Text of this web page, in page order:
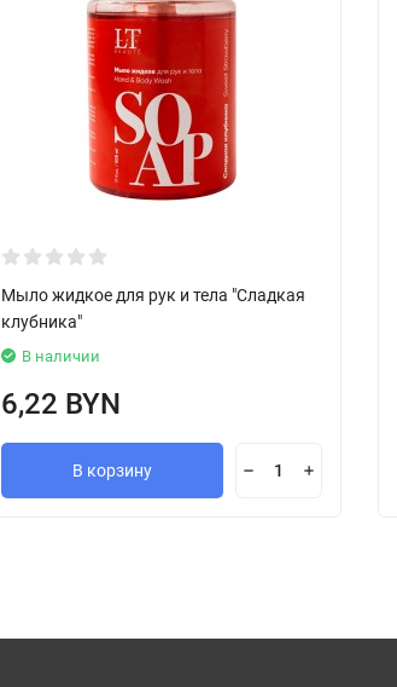
Мыло жидкое для рук и тела "Сладкая
клубника"
В наличии
6,22 BYN
В корзину